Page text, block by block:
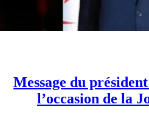
Message du
l’occasion de la